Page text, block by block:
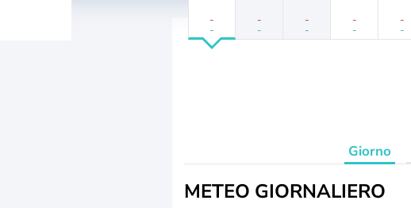
-
-
-
-
-
-
-
-
-
-
Giorno
METEO GIORNALIERO